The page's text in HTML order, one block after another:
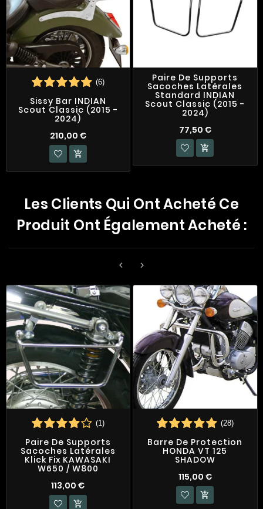
(6)
Sissy Bar INDIAN
Scout Classic (2015 -
2024)
210,00 €

Paire De Supports
Sacoches Latérales
Standard INDIAN
Scout Classic (2015 -
2024)
77,50 €

Les Clients Qui Ont Acheté Ce
Produit Ont Également Acheté :
 
(1)
Paire De Supports
Sacoches Latérales
Klick Fix KAWASAKI
W650 / W800
113,00 €

(28)
Barre De Protection
HONDA VT 125
SHADOW
115,00 €
